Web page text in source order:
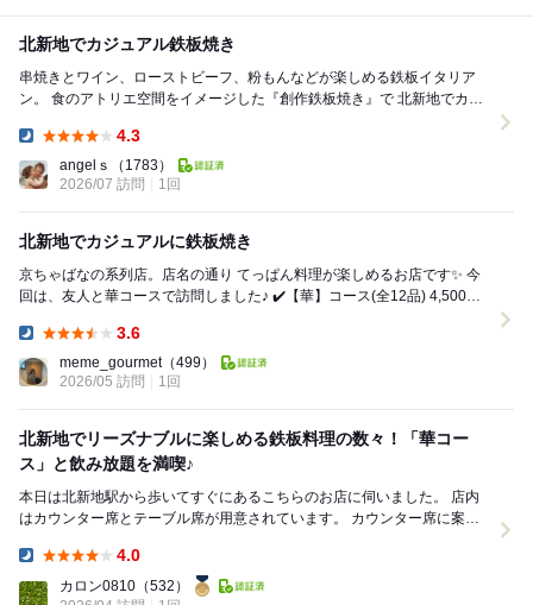
北新地でカジュアル鉄板焼き
串焼きとワイン、ローストビーフ、粉もんなどが楽しめる鉄板イタリア
ン。 食のアトリエ空間をイメージした『創作鉄板焼き』で 北新地でカジ
4.3
angelｓ
（1783）
2026/07 訪問
1回
北新地でカジュアルに鉄板焼き
京ちゃばなの系列店。店名の通り てっぱん料理が楽しめるお店です️✨ 今
回は、友人と華コースで訪問しました♪ ✔️【華】コース(全12品) 4,500円
3.6
meme_gourmet （499）
2026/05 訪問
1回
北新地でリーズナブルに楽しめる鉄板料理の数々！「華コー
ス」と飲み放題を満喫♪
本日は北新地駅から歩いてすぐにあるこちらのお店に伺いました。 店内
はカウンター席とテーブル席が用意されています。 カウンター席に案内
4.0
カロン0810 （532）